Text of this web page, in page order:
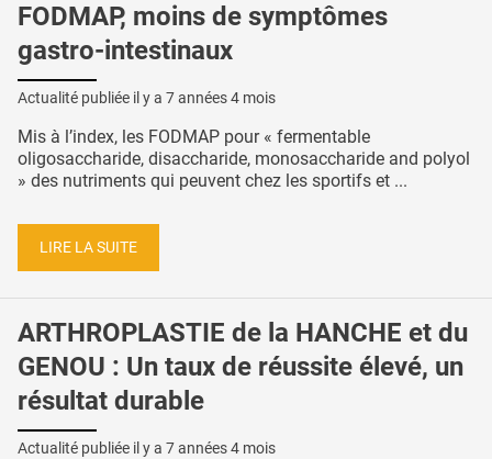
FODMAP, moins de symptômes
gastro-intestinaux
Actualité publiée il y a 7 années 4 mois
Mis à l’index, les FODMAP pour « fermentable
oligosaccharide, disaccharide, monosaccharide and polyol
» des nutriments qui peuvent chez les sportifs et ...
LIRE LA SUITE
ARTHROPLASTIE de la HANCHE et du
GENOU : Un taux de réussite élevé, un
résultat durable
Actualité publiée il y a 7 années 4 mois